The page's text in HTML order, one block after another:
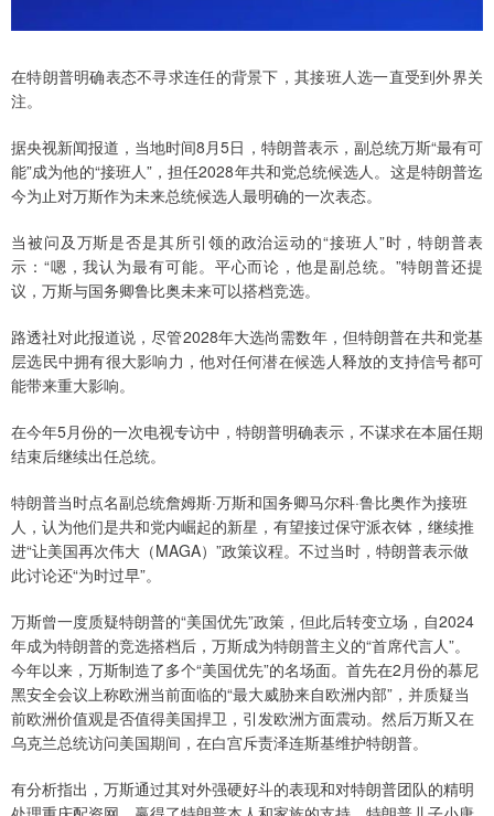
在特朗普明确表态不寻求连任的背景下，其接班人选一直受到外界关
注。
据央视新闻报道，当地时间8月5日，特朗普表示，副总统万斯“最有可
能”成为他的“接班人”，担任2028年共和党总统候选人。这是特朗普迄
今为止对万斯作为未来总统候选人最明确的一次表态。
当被问及万斯是否是其所引领的政治运动的“接班人”时，特朗普表
示：“嗯，我认为最有可能。平心而论，他是副总统。”特朗普还提
议，万斯与国务卿鲁比奥未来可以搭档竞选。
路透社对此报道说，尽管2028年大选尚需数年，但特朗普在共和党基
层选民中拥有很大影响力，他对任何潜在候选人释放的支持信号都可
能带来重大影响。
在今年5月份的一次电视专访中，特朗普明确表示，不谋求在本届任期
结束后继续出任总统。
特朗普当时点名副总统詹姆斯·万斯和国务卿马尔科·鲁比奥作为接班
人，认为他们是共和党内崛起的新星，有望接过保守派衣钵，继续推
进“让美国再次伟大（MAGA）”政策议程。不过当时，特朗普表示做
此讨论还“为时过早”。
万斯曾一度质疑特朗普的“美国优先”政策，但此后转变立场，自2024
年成为特朗普的竞选搭档后，万斯成为特朗普主义的“首席代言人”。
今年以来，万斯制造了多个“美国优先”的名场面。首先在2月份的慕尼
黑安全会议上称欧洲当前面临的“最大威胁来自欧洲内部”，并质疑当
前欧洲价值观是否值得美国捍卫，引发欧洲方面震动。然后万斯又在
乌克兰总统访问美国期间，在白宫斥责泽连斯基维护特朗普。
有分析指出，万斯通过其对外强硬好斗的表现和对特朗普团队的精明